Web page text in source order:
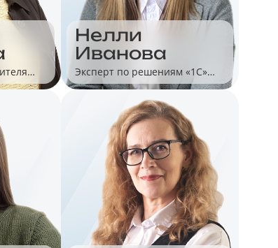
Нелли
Иванова
Эксперт по решениям «1С»
для автоматизации малого
бизнеса и розницы